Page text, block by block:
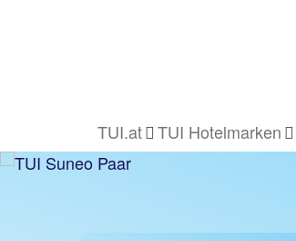
TUI.at TUI Hotelmarken